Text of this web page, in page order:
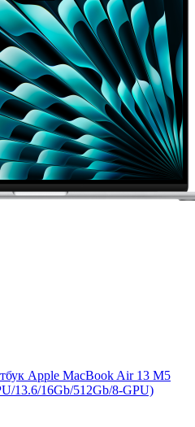
Apple MacBook Air 13 M5
13.6/16Gb/512Gb/8-GPU)